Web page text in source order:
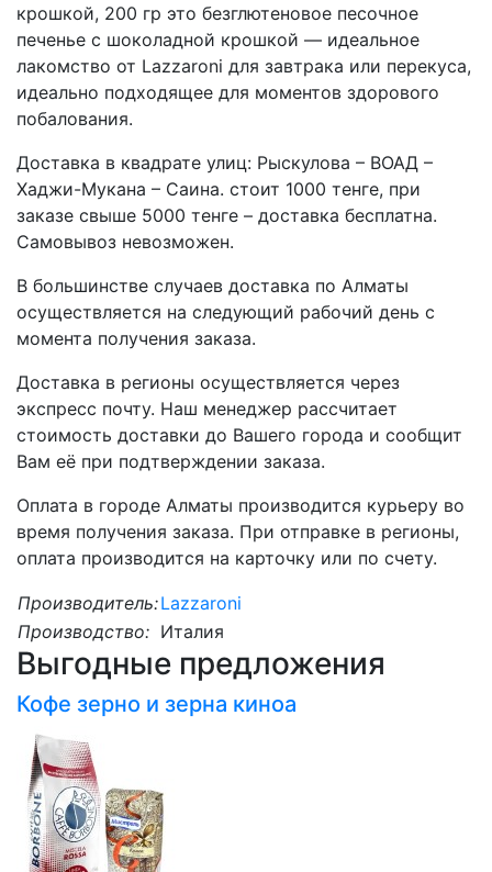
крошкой, 200 гр это безглютеновое песочное
печенье с шоколадной крошкой — идеальное
лакомство от Lazzaroni для завтрака или перекуса,
идеально подходящее для моментов здорового
побалования.
Доставка в квадрате улиц: Рыскулова – ВОАД –
Хаджи-Мукана – Саина. стоит 1000 тенге, при
заказе свыше 5000 тенге – доставка бесплатна.
Самовывоз невозможен.
В большинстве случаев доставка по Алматы
осуществляется на следующий рабочий день с
момента получения заказа.
Доставка в регионы осуществляется через
экспресс почту. Наш менеджер рассчитает
стоимость доставки до Вашего города и сообщит
Вам её при подтверждении заказа.
Оплата в городе Алматы производится курьеру во
время получения заказа. При отправке в регионы,
оплата производится на карточку или по счету.
Производитель:Lazzaroni
Производство: Италия
Выгодные предложения
Кофе зерно и зерна киноа